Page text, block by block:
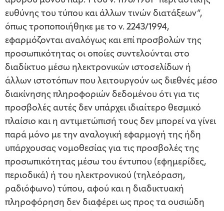
ευθύνης του τύπου και άλλων τινών διατάξεων”,
όπως τροποποιήθηκε με το ν. 2243/1994,
εφαρμόζονται αναλόγως και επί προσβολών της
προσωπικότητας οι οποίες συντελούνται στο
διαδίκτυο μέσω ηλεκτρονικών ιστοσελίδων ή
άλλων ιστοτόπων που λειτουργούν ως διεθνές μέσο
διακίνησης πληροφοριών δεδομένου ότι για τις
προσβολές αυτές δεν υπάρχει ιδιαίτερο θεσμικό
πλαίσιο και η αντιμετώπισή τους δεν μπορεί να γίνει
παρά μόνο με την αναλογική εφαρμογή της ήδη
υπάρχουσας νομοθεσίας για τις προσβολές της
προσωπικότητας μέσω του έντυπου (εφημερίδες,
περιοδικά) ή του ηλεκτρονικού (τηλεόραση,
ραδιόφωνο) τύπου, αφού και η διαδικτυακή
πληροφόρηση δεν διαφέρει ως προς τα ουσιώδη